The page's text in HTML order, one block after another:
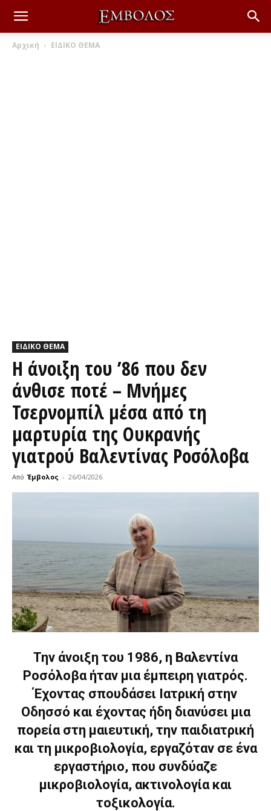
Αρχική ΕΙΔΙΚΟ ΘΕΜΑ
ΕΙΔΙΚΟ ΘΕΜΑ
Η άνοιξη του ’86 που δεν
άνθισε ποτέ – Μνήμες
Τσερνομπίλ μέσα από τη
μαρτυρία της Ουκρανής
γιατρού Βαλεντίνας Ροσόλοβα
Από Έμβολος - 26/04/2026
Την άνοιξη του 1986, η Βαλεντίνα
Ροσόλοβα ήταν μια έμπειρη γιατρός.
Έχοντας σπουδάσει Ιατρική στην
Οδησσό και έχοντας ήδη διανύσει μια
πορεία στη μαιευτική, την παιδιατρική
και τη μικροβιολογία, εργαζόταν σε ένα
εργαστήριο, που συνδύαζε
μικροβιολογία, ακτινολογία και
τοξικολογία.